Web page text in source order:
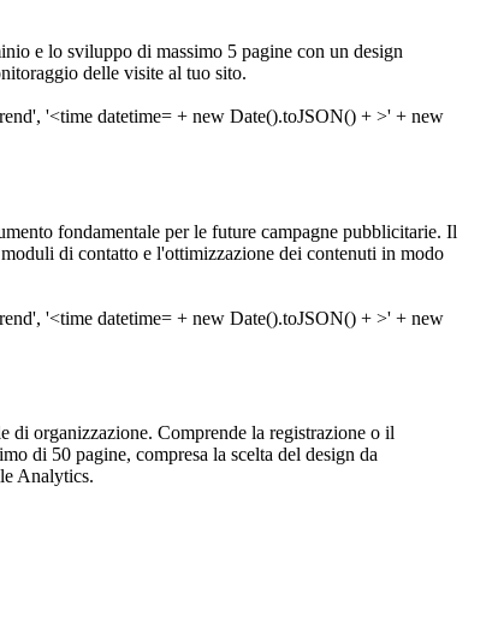
e lo sviluppo di massimo 5 pagine con un design
delle visite al tuo sito.
fondamentale per le future campagne pubblicitarie. Il
di contatto e l'ottimizzazione dei contenuti in modo
di organizzazione. Comprende la registrazione o il
di 50 pagine, compresa la scelta del design da
Analytics.